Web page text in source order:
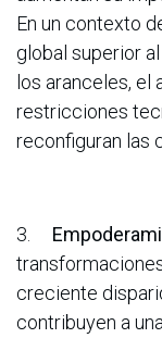
En un contexto
global superior
los aranceles, el
restricciones
reconfiguran las
3.
creciente
contribuyen a